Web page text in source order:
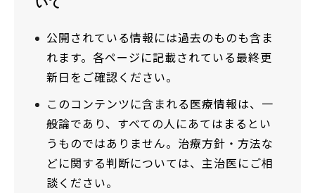
公開されている情報には過去のものも含ま
れます。各ページに記載されている最終更
新日をご確認ください。
このコンテンツに含まれる医療情報は、一
般論であり、すべての人にあてはまるとい
うものではありません。治療方針・方法な
どに関する判断については、主治医にご相
談ください。